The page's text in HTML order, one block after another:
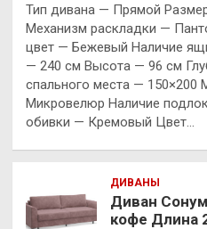
Тип дивана — Прямой
Механизм раскладки —
цвет — Бежевый Наличие
— 240 см Высота — 96 см
спального места — 150×200
Микровелюр Наличие
обивки — Кремовый Цвет…
ДИВАНЫ
Диван
кофе Длина